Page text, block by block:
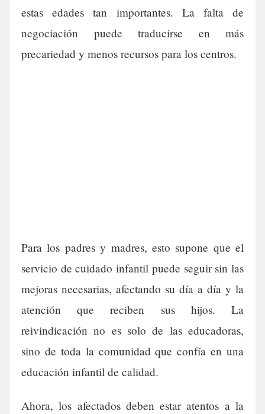
estas edades tan importantes. La falta de
negociación puede traducirse en más
precariedad y menos recursos para los centros.
Para los padres y madres, esto supone que el
servicio de cuidado infantil puede seguir sin las
mejoras necesarias, afectando su día a día y la
atención que reciben sus hijos. La
reivindicación no es solo de las educadoras,
sino de toda la comunidad que confía en una
educación infantil de calidad.
Ahora, los afectados deben estar atentos a la